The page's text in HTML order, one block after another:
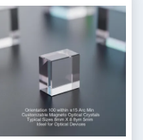
передача 400 ‰ 1100 нм